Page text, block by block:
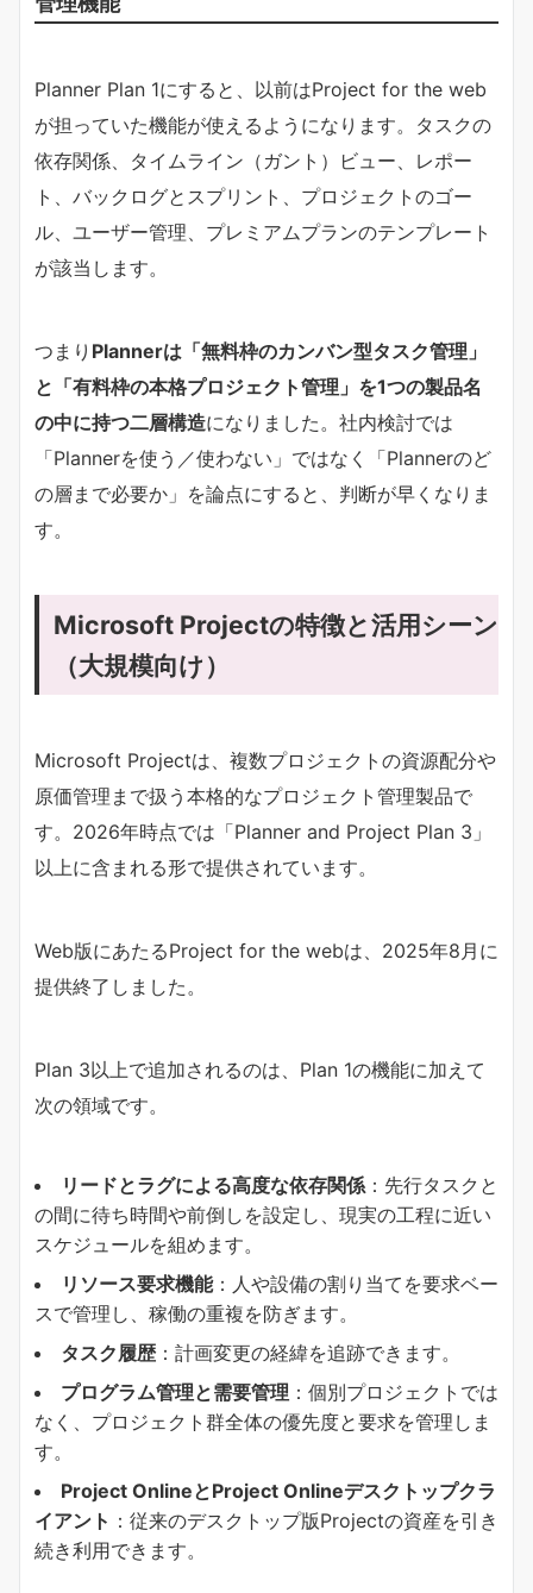
Planner Plan 1にすると、以前はProject for the web
が担っていた機能が使えるようになります。タスクの
依存関係、タイムライン（ガント）ビュー、レポー
ト、バックログとスプリント、プロジェクトのゴー
ル、ユーザー管理、プレミアムプランのテンプレート
が該当します。
つまり​ Plannerは「無料枠のカンバン型タスク管理」
と「有料枠の本格プロジェクト管理」を1つの製品名
の中に持つ二層構造​​になりました。社内検討では
「Plannerを使う／使わない」ではなく「Plannerのど
の層まで必要か」を論点にすると、判断が早くなりま
す。
Microsoft Projectの特徴と活用シーン
（大規模向け）
Microsoft Projectは、複数プロジェクトの資源配分や
原価管理まで扱う本格的なプロジェクト管理製品で
す。2026年時点では「Planner and Project Plan 3」
以上に含まれる形で提供されています。
Web版にあたるProject for the webは、2025年8月に
提供終了しました。
Plan 3以上で追加されるのは、Plan 1の機能に加えて
次の領域です。
​リードとラグによる高度な依存関係​ ​：先行タスクと
の間に待ち時間や前倒しを設定し、現実の工程に近い
スケジュールを組めます。
​リソース要求機能​​：人や設備の割り当てを要求ベー
スで管理し、稼働の重複を防ぎます。
​タスク履歴​ ​：計画変更の経緯を追跡できます。
​プログラム管理と需要管理​ ​：個別プロジェクトでは
なく、プロジェクト群全体の優先度と要求を管理しま
す。
Project OnlineとProject Onlineデスクトップクラ
イアント​ ​：従来のデスクトップ版Projectの資産を引き
続き利用できます。